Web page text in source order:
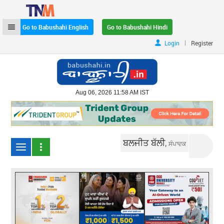
Go to Babushahi English
Go to Babushahi Hindi
Login
| Register
Aug 06, 2026 11:58 AM IST
ਬਲਜੀਤ ਬੱਲੀ,ਸੰਪਾਦਕ